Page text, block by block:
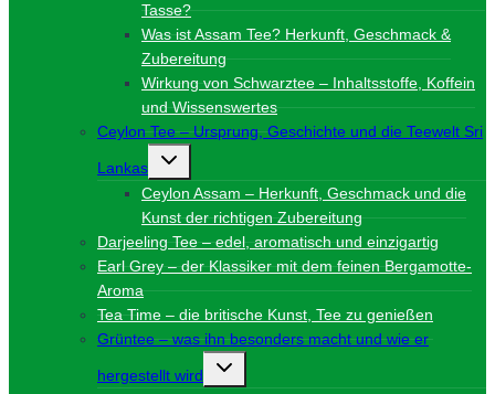
Tasse?
Was ist Assam Tee? Herkunft, Geschmack &
Zubereitung
Wirkung von Schwarztee – Inhaltsstoffe, Koffein
und Wissenswertes
Ceylon Tee – Ursprung, Geschichte und die Teewelt Sri
Lankas
Untermenü
Ceylon Assam – Herkunft, Geschmack und die
Kunst der richtigen Zubereitung
Darjeeling Tee – edel, aromatisch und einzigartig
Earl Grey – der Klassiker mit dem feinen Bergamotte-
Aroma
Tea Time – die britische Kunst, Tee zu genießen
Grüntee – was ihn besonders macht und wie er
hergestellt wird
Untermenü